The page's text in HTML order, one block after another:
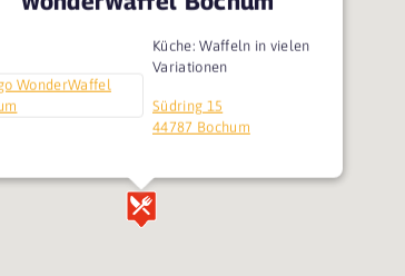
Küche: Waffeln in vielen
Variationen
Südring 15
44787 Bochum